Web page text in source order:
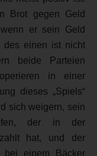
Brot gegen Geld
er sein Geld
des einen ist nicht
beide Parteien
in einer
dieses „Spiels“
sich weigern, sein
der in der
hat, und der
einem Bäcker